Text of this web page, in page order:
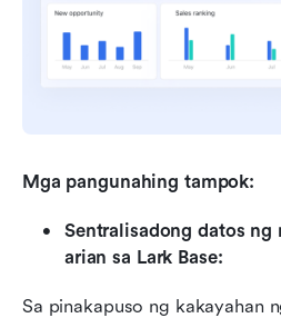
Mga pangunahing tampok:
Sentralisadong datos ng
arian sa Lark Base:
Sa pinakapuso ng kakayahan